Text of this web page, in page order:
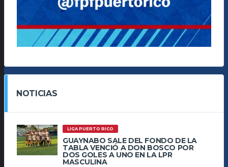
NOTICIAS
LIGA PUERTO RICO
GUAYNABO SALE DEL FONDO DE LA
TABLA VENCIÓ A DON BOSCO POR
DOS GOLES A UNO EN LA LPR
MASCULINA